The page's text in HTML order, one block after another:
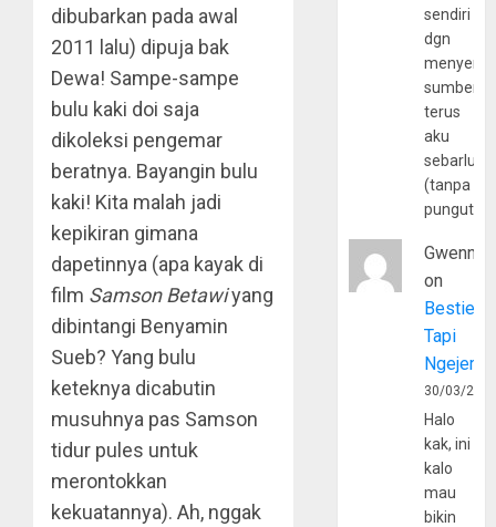
dibubarkan pada awal
2011 lalu) dipuja bak
Dewa! Sampe-sampe
bulu kaki doi saja
dikoleksi pengemar
beratnya. Bayangin bulu
kaki! Kita malah jadi
kepikiran gimana
dapetinnya (apa kayak di
film Samson Betawiyang
dibintangi Benyamin
Sueb? Yang bulu
keteknya dicabutin
musuhnya pas Samson
tidur pules untuk
merontokkan
kekuatannya). Ah, nggak
sendiri
dgn
sumber
terus
aku
(tanpa
Gwenny
on
Bestie
Tapi
30/03/
Halo
kak, ini
kalo
mau
bikin